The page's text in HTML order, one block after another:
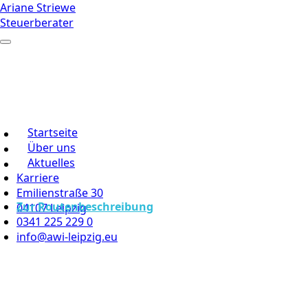
Ariane Striewe
Steuerberater
Startseite
Über uns
Aktuelles
Karriere
Emilienstraße 30
04107 Leipzig
Zur Routenbeschreibung
0341 225 229 0
info@awi-leipzig.eu